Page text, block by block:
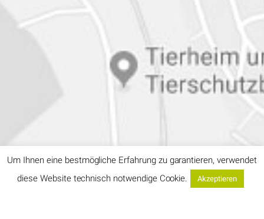
Um Ihnen eine bestmögliche Erfahrung zu garantieren, verwendet
diese Website technisch notwendige Cookie.
Akzeptieren